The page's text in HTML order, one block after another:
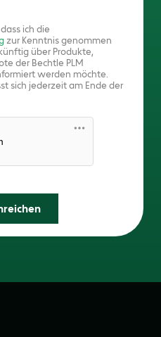
ich die
zur Kenntnis genommen
über Produkte,
der Bechtle PLM
werden möchte.
sich jederzeit am Ende der